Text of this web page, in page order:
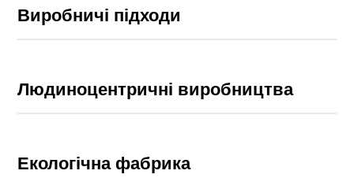
Виробничі підходи
Людиноцентричні виробництва
Екологічна фабрика